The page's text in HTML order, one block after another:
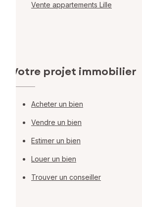
Vente appartements Lille
Votre projet immobilier
Acheter un bien
Vendre un bien
Estimer un bien
Louer un bien
Trouver un conseiller